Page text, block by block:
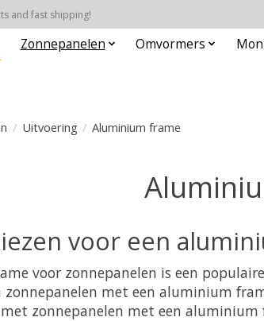
and fast shipping!
Zonnepanelen Omvormers
/ Uitvoering / Aluminium frame
voor een
voor zonnepanelen is een
zonnepanelen met een aluminium
zonnepanelen met een aluminium